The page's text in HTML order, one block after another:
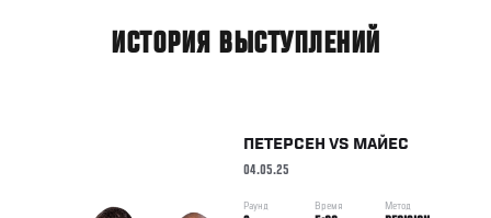
ИСТОРИЯ ВЫСТУПЛЕНИЙ
ПЕТЕРСЕН VS МАЙЕС
04.05.25
Раунд Время Метод